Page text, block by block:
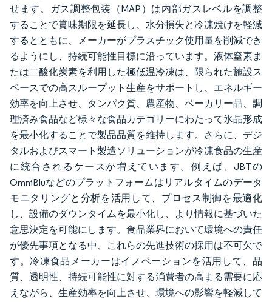
せます。ガス調整包装（MAP）は内部ガスレベルを調整
することで賞味期限を延長し、水分損失と冷凍焼けを軽減
するとともに、メーカーがプラスチック使用量を削減でき
るようにし、持続可能性目標に沿っています。液体窒素ま
たは二酸化炭素を利用した極低温冷凍は、限られた施設ス
ペースでの高スループット生産をサポートし、エネルギー
効率を向上させ、タンパク質、農産物、ベーカリー品、調
理済み食品など様々な食品カテゴリーにわたって氷晶形成
を最小化することで製品品質を維持します。さらに、デジ
タルおよびスマート製造ソリューションが冷凍食品の生産
に統合されるケースが増えています。例えば、JBTの
OmniBluなどのプラットフォームはリアルタイムのデータ
モニタリングと分析を活用して、プロセス制御を最適化
し、設備のダウンタイムを最小化し、より情報に基づいた
意思決定を可能にします。食品業界において環境への責任
が優先事項となる中、これらの先進技術の採用は不可欠で
す。冷凍食品メーカーはイノベーションを活用して、品
質、透明性、持続可能性に対する消費者の高まる需要に応
えながら、生産効率を向上させ、環境への影響を軽減して